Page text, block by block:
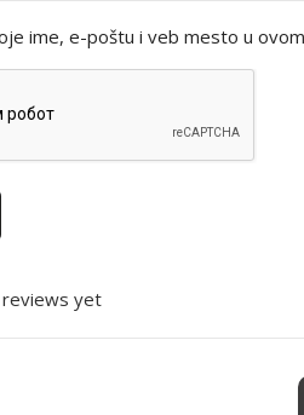
yet
ime, e-poštu i veb mesto u